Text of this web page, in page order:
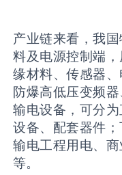
产业链来看，我
料及电源控制端
缘材料、传感器
防爆高低压变频
输电设备，可分
设备、配套器件
输电工程用电、
等。